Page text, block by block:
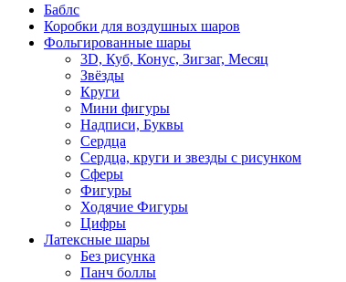
Баблс
Коробки для воздушных шаров
Фольгированные шары
3D, Куб, Конус, Зигзаг, Месяц
Звёзды
Круги
Мини фигуры
Надписи, Буквы
Сердца
Сердца, круги и звезды с рисунком
Сферы
Фигуры
Ходячие Фигуры
Цифры
Латексные шары
Без рисунка
Панч боллы